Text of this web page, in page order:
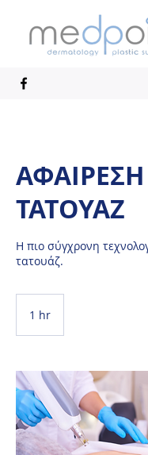
ΑΦΑΙΡΕΣΗ
ΤΑΤΟΥΑΖ
Η πιο σύγχρονη
τατουάζ.
1 hr